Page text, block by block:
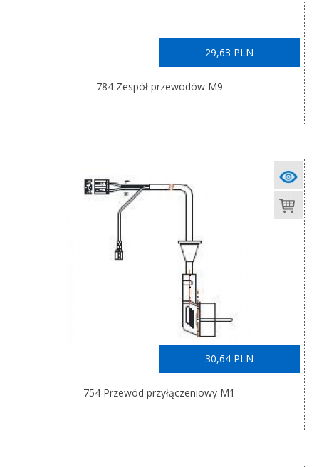
29,63 PLN
784 Zespół przewodów M9
30,64 PLN
754 Przewód przyłączeniowy M1